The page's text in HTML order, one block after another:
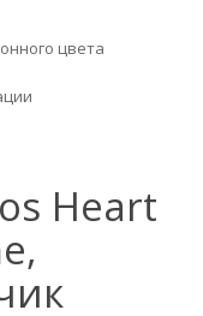
цвета
Heart